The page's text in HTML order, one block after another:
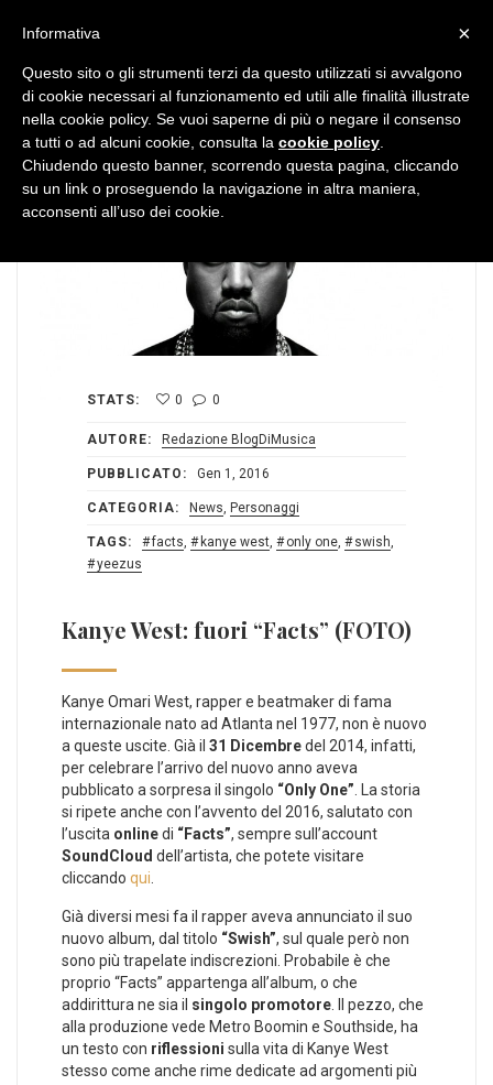
STATS: 0 0
AUTORE: Redazione BlogDiMusica
PUBBLICATO: Gen 1, 2016
CATEGORIA: News, Personaggi
TAGS: facts, kanye west, only one, swish,
yeezus
Kanye West: fuori “Facts” (FOTO)
Kanye Omari West, rapper e beatmaker di fama
internazionale nato ad Atlanta nel 1977, non è nuovo
a queste uscite. Già il 31 Dicembredel 2014, infatti,
per celebrare l’arrivo del nuovo anno aveva
pubblicato a sorpresa il singolo “Only One” . La storia
si ripete anche con l’avvento del 2016, salutato con
l’uscita onlinedi “Facts”, sempre sull’account
SoundCloud dell’artista, che potete visitare
cliccando qui
Già diversi mesi fa il rapper aveva annunciato il suo
nuovo album, dal titolo “Swish”, sul quale però non
sono più trapelate indiscrezioni. Probabile è che
proprio “Facts” appartenga all’album, o che
addirittura ne sia il singolo promotore . Il pezzo, che
alla produzione vede Metro Boomin e Southside, ha
un testo con riflessioni sulla vita di Kanye West
stesso come anche rime dedicate ad argomenti più
×
Informativa
Questo sito o gli strumenti terzi da questo utilizzati si avvalgono
di cookie necessari al funzionamento ed utili alle finalità illustrate
nella cookie policy. Se vuoi saperne di più o negare il consenso
a tutti o ad alcuni cookie, consulta la cookie policy
Chiudendo questo banner, scorrendo questa pagina, cliccando
su un link o proseguendo la navigazione in altra maniera,
acconsenti all’uso dei cookie.